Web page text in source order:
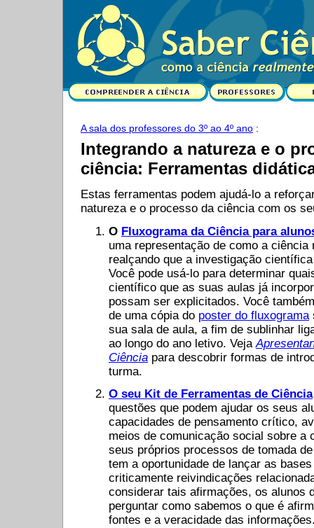
A sala dos professores do 3º ao 4º ano :
Integrando a natureza e o
ciência: Ferramentas
Estas ferramentas podem ajudá-lo a
natureza e o processo da ciência com os
O Fluxograma da Ciência para
uma representação de como a ciência
realçando que a investigação
Você pode usá-lo para determinar
científico que as suas aulas já
possam ser explicitados. Você
de uma cópia do poster do fluxograma
sua sala de aula, a fim de sublinhar
ao longo do ano letivo. Veja
Ciência para descobrir formas de
turma.
O seu Kit de Ferramentas de Ciência
questões que podem ajudar os seus
capacidades de pensamento crítico,
meios de comunicação social sobre a
seus próprios processos de tomada
tem a oportunidade de lançar as
criticamente reivindicações
considerar tais afirmações, os alunos
perguntar como sabemos o que é
fontes e a veracidade das